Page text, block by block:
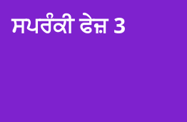
ਸਪਰੰਕੀ ਫੇਜ਼ 3